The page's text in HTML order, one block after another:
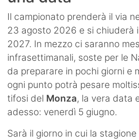
Il campionato prenderà il via
23 agosto 2026 e si chiuderà
2027. In mezzo ci saranno
infrasettimanali, soste per le
da preparare in pochi giorni e
ogni punto potrà pesare
tifosi del Monza, la vera data
adesso: venerdì 5 giugno.
Sarà il giorno in cui la